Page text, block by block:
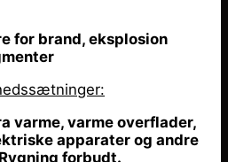
for brand, eksplosion
varme, varme overflader,
apparater og andre
forbudt.